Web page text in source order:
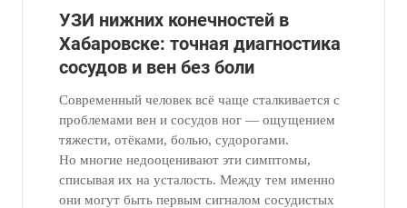
УЗИ нижних конечностей в
Хабаровске: точная диагностика
сосудов и вен без боли
Современный человек всё чаще сталкивается с
проблемами вен и сосудов ног — ощущением
тяжести, отёками, болью, судорогами.
Но многие недооценивают эти симптомы,
списывая их на усталость. Между тем именно
они могут быть первым сигналом сосудистых